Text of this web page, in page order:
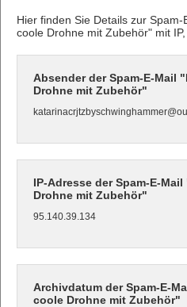
Hier finden Sie Details zur
coole Drohne mit Zubehör" mit
Absender der Spam-E-Mail
Drohne mit Zubehör"
IP-Adresse der Spam-E-
Drohne mit Zubehör"
95.140.39.134
Archivdatum der Spam-E-
coole Drohne mit Zubehör"